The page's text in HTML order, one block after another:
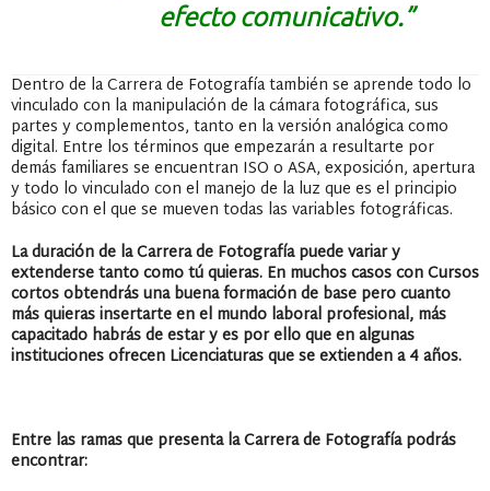
efecto comunicativo.”
Dentro de la Carrera de Fotografía también se aprende todo lo
vinculado con la manipulación de la cámara fotográfica, sus
partes y complementos, tanto en la versión analógica como
digital. Entre los términos que empezarán a resultarte por
demás familiares se encuentran ISO o ASA, exposición, apertura
y todo lo vinculado con el manejo de la luz que es el principio
básico con el que se mueven todas las variables fotográficas.
La duración de la Carrera de Fotografía puede variar y
extenderse tanto como tú quieras. En muchos casos con Cursos
cortos obtendrás una buena formación de base pero cuanto
más quieras insertarte en el mundo laboral profesional, más
capacitado habrás de estar y es por ello que en algunas
instituciones ofrecen Licenciaturas que se extienden a 4 años.
Entre las ramas que presenta la Carrera de Fotografía podrás
encontrar: